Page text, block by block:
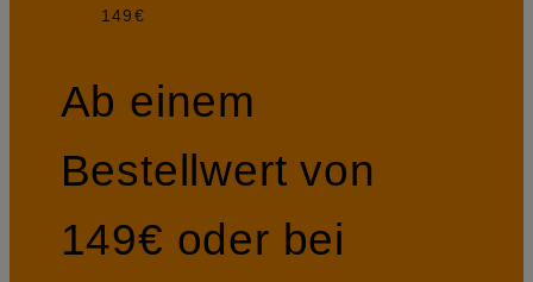
149€
Ab einem
Bestellwert von
149€ oder bei